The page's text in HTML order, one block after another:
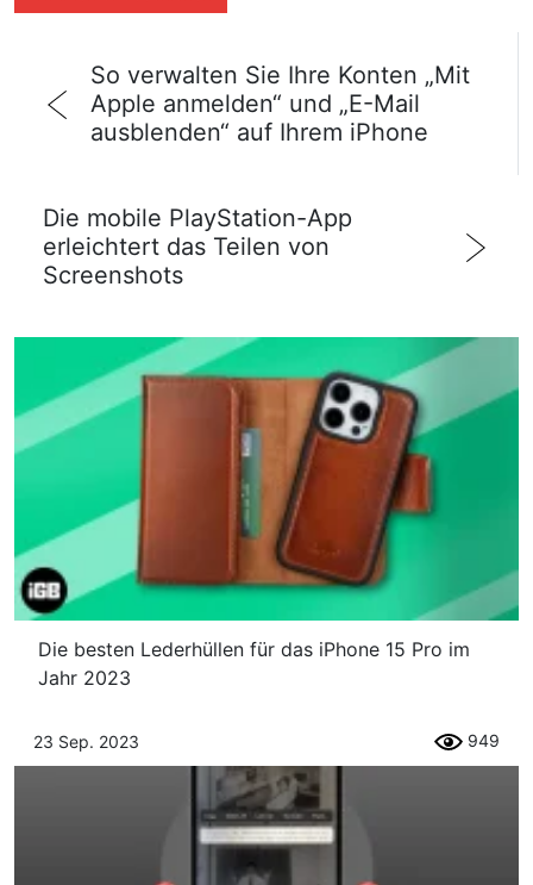
So verwalten Sie Ihre Konten „Mit
Apple anmelden“ und „E-Mail
ausblenden“ auf Ihrem iPhone
Die mobile PlayStation-App
erleichtert das Teilen von
Screenshots
Die besten Lederhüllen für das iPhone 15 Pro im
Jahr 2023
23 Sep. 2023 949